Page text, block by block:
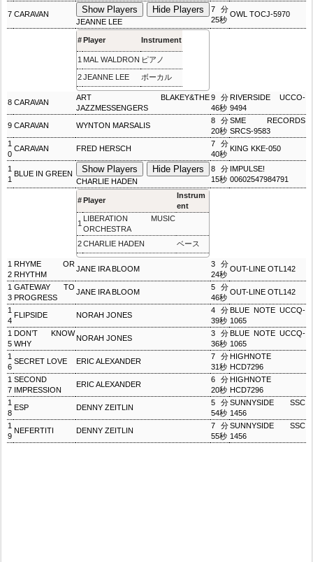
7 CARAVAN Show Players Hide Players
JEANNE LEE
7分
25秒
OWL TOCJ-5970
#Player Instrument
1 MAL WALDRON ピアノ
2JEANNE LEE ボーカル
8 CARAVAN
ART BLAKEY&THE
JAZZMESSENGERS
9分
46秒
RIVERSIDE UCCO-
9494
9 CARAVAN WYNTON MARSALIS
8分
20秒
SME RECORDS
SRCS-9583
1
0
CARAVAN FRED HERSCH
7分
40秒
KING KKE-050
1
1
BLUE IN GREEN Show Players Hide Players
CHARLIE HADEN
8分
15秒
IMPULSE!
00602547984791
#Player
Instrum
ent
1
LIBERATION MUSIC
ORCHESTRA
2CHARLIE HADEN ベース
1
2
RHYME OR
RHYTHM
JANE IRA BLOOM
3分
24秒
OUT-LINE OTL142
1
3
GATEWAY TO
PROGRESS
JANE IRA BLOOM
5分
46秒
OUT-LINE OTL142
1
4
FLIPSIDE NORAH JONES
4分
39秒
BLUE NOTE UCCQ-
1065
1
5
DON’T KNOW
WHY
NORAH JONES
3分
36秒
BLUE NOTE UCCQ-
1065
1
6
SECRET LOVE ERIC ALEXANDER
7分
31秒
HIGHNOTE
HCD7296
1
7
SECOND
IMPRESSION
ERIC ALEXANDER
6分
20秒
HIGHNOTE
HCD7296
1
8
ESP DENNY ZEITLIN
5分
54秒
SUNNYSIDE SSC
1456
1
9
NEFERTITI DENNY ZEITLIN
7分
55秒
SUNNYSIDE SSC
1456